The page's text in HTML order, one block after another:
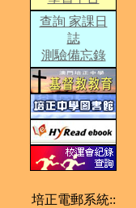
查詢 家課日
誌
測驗備忘錄
培正電郵系統::